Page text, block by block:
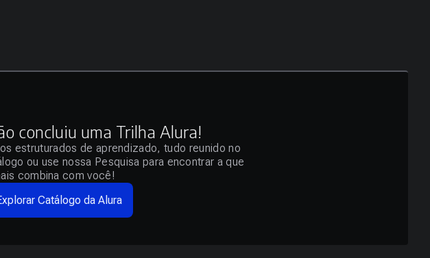
concluiu uma Trilha Alura!
estruturados de aprendizado, tudo reunido no
ou use nossa Pesquisa para encontrar a que
combina com você!
Catálogo da Alura